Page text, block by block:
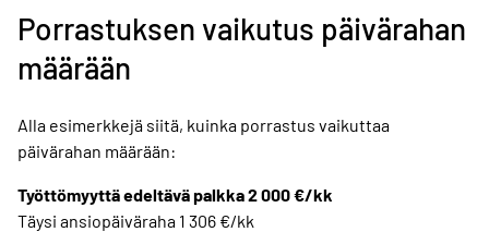
Porrastuksen vaikutus päivärahan
määrään
Alla esimerkkejä siitä, kuinka porrastus vaikuttaa
päivärahan määrään:
Työttömyyttä edeltävä palkka 2 000 €/kk
Täysi ansiopäiväraha 1 306 €/kk